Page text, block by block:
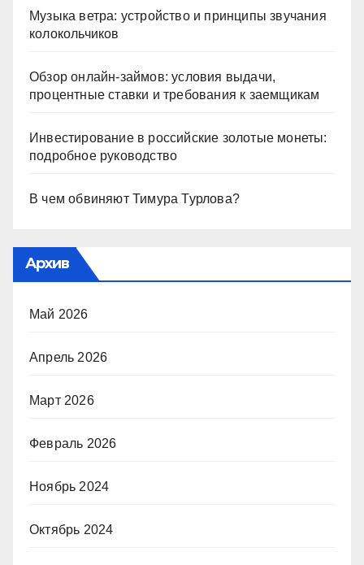
Музыка ветра: устройство и принципы звучания
колокольчиков
Обзор онлайн-займов: условия выдачи,
процентные ставки и требования к заемщикам
Инвестирование в российские золотые монеты:
подробное руководство
В чем обвиняют Тимура Турлова?
Архив
Май 2026
Апрель 2026
Март 2026
Февраль 2026
Ноябрь 2024
Октябрь 2024